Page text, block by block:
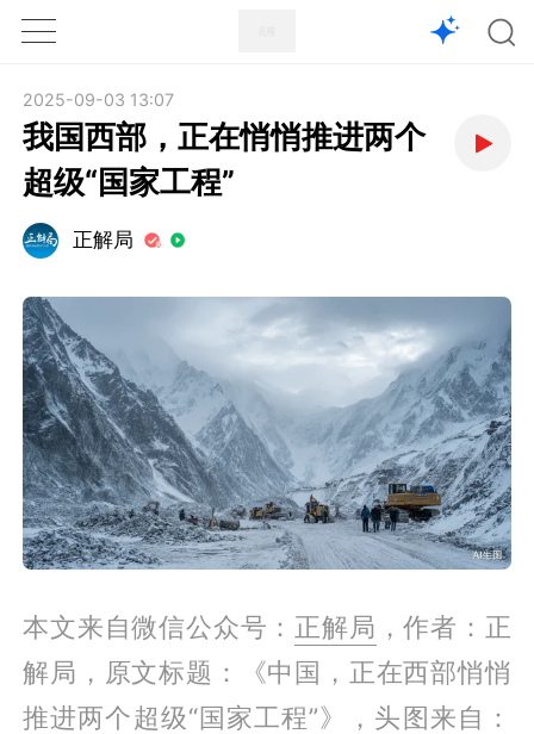
1X
2025-09-03 13:07
我国西部，正在悄悄推进两个
超级“国家工程”
正解局
本文来自微信公众号： 正解局 ，作者： 正
解局，原文标题：《中国，正在西部悄悄
推进两个超级“国家工程”》，头图来自：